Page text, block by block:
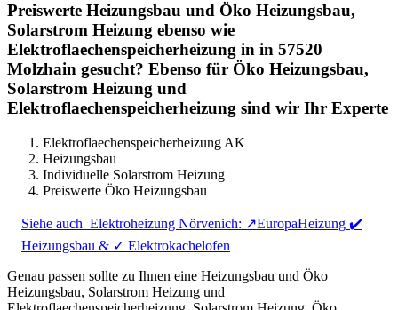
Preiswerte Heizungsbau und Öko Heizungsbau,
Solarstrom Heizung ebenso wie
Elektroflaechenspeicherheizung in in 57520
Molzhain gesucht? Ebenso für Öko Heizungsbau,
Solarstrom Heizung und
Elektroflaechenspeicherheizung sind wir Ihr Experte
Elektroflaechenspeicherheizung AK
Heizungsbau
Individuelle Solarstrom Heizung
Preiswerte Öko Heizungsbau
Siehe auch Elektroheizung Nörvenich: ↗️EuropaHeizung ✔️
Heizungsbau & ✓ Elektrokachelofen
Genau passen sollte zu Ihnen eine Heizungsbau und Öko
Heizungsbau, Solarstrom Heizung und